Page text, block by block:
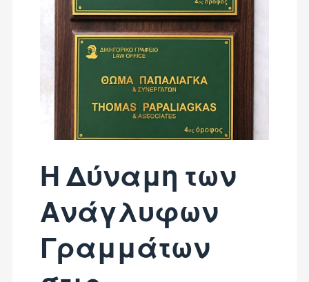
Η Δύναμη των
Ανάγλυφων
Γραμμάτων